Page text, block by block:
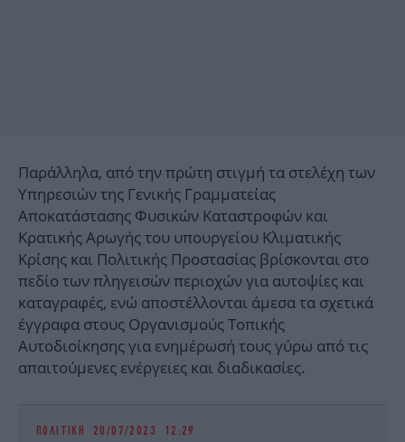
Παράλληλα, από την πρώτη στιγμή τα στελέχη των
Υπηρεσιών της Γενικής Γραμματείας
Αποκατάστασης Φυσικών Καταστροφών και
Κρατικής Αρωγής του υπουργείου Κλιματικής
Κρίσης και Πολιτικής Προστασίας βρίσκονται στο
πεδίο των πληγεισών περιοχών για αυτοψίες και
καταγραφές, ενώ αποστέλλονται άμεσα τα σχετικά
έγγραφα στους Οργανισμούς Τοπικής
Αυτοδιοίκησης για ενημέρωσή τους γύρω από τις
απαιτούμενες ενέργειες και διαδικασίες.
ΠΟΛΙΤΙΚΗ 20/07/2023 12:29